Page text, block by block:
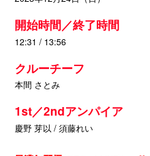
開始時間／終了時間
12:31 / 13:56
クルーチーフ
本間 さとみ
1st／2ndアンパイア
慶野 芽以 / 須藤れい